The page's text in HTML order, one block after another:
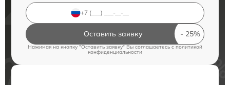
Оставить заявку
Нажимая на кнопку "Оставить заявку" Вы соглашаетесь cполитикой
конфиденциальности